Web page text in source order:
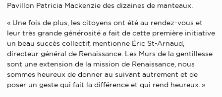
Pavillon Patricia Mackenzie des dizaines de manteaux.
« Une fois de plus, les citoyens ont été au rendez-vous et
leur très grande générosité a fait de cette première initiative
un beau succès collectif, mentionne Éric St-Arnaud,
directeur général de Renaissance. Les Murs de la gentillesse
sont une extension de la mission de Renaissance, nous
sommes heureux de donner au suivant autrement et de
poser un geste qui fait la différence et qui rend heureux. »